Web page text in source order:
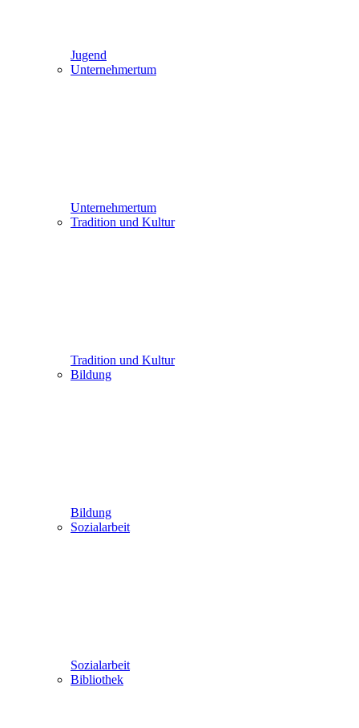
Jugend
Unternehmertum
Unternehmertum
Tradition und Kultur
Tradition und Kultur
Bildung
Bildung
Sozialarbeit
Sozialarbeit
Bibliothek